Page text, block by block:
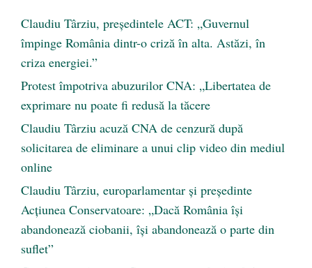
Claudiu Târziu, președintele ACT: „Guvernul
împinge România dintr-o criză în alta. Astăzi, în
criza energiei.”
Protest împotriva abuzurilor CNA: „Libertatea de
exprimare nu poate fi redusă la tăcere
Claudiu Târziu acuză CNA de cenzură după
solicitarea de eliminare a unui clip video din mediul
online
Claudiu Târziu, europarlamentar și președinte
Acțiunea Conservatoare: „Dacă România își
abandonează ciobanii, își abandonează o parte din
suflet”